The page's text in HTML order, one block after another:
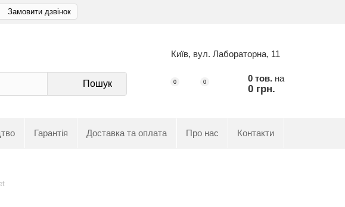
Замовити дзвінок
Київ, вул. Лабораторна, 11
Пошук 0 0 0 тов. на
0 грн.
Гарантія Доставка та оплата Про нас Контакти